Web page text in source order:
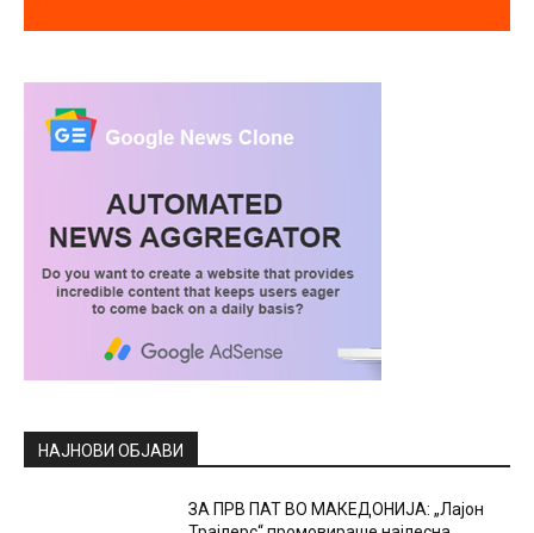
НАЈНОВИ ОБЈАВИ
ЗА ПРВ ПАТ ВО МАКЕДОНИЈА: „Лајон